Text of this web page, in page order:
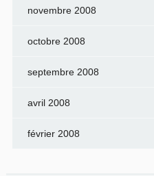
novembre 2008
octobre 2008
septembre 2008
avril 2008
février 2008